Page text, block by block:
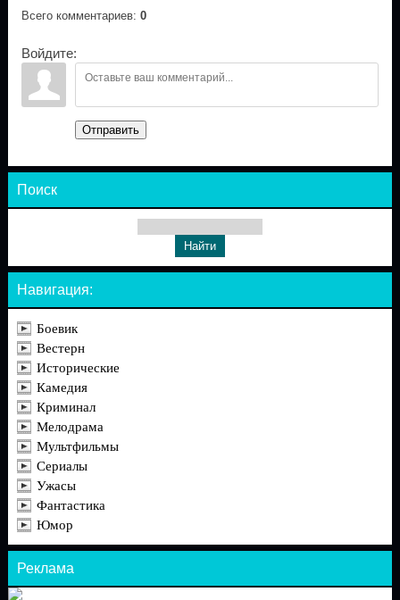
Всего комментариев: 0
Войдите:
Отправить
Поиск
Навигация:
Боевик
Вестерн
Исторические
Камедия
Криминал
Мелодрама
Мультфильмы
Сериалы
Ужасы
Фантастика
Юмор
Реклама